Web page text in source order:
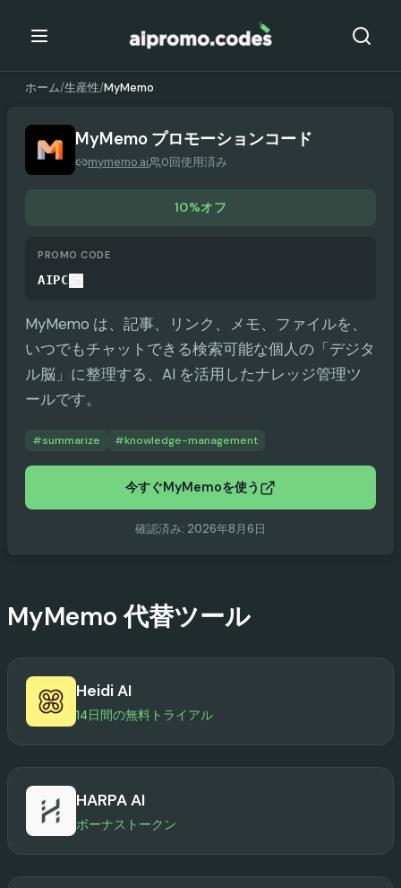
ホーム/生産性/MyMemo
MyMemo プロモーションコード
mymemo.ai 0回使用済み
10%オフ
PROMO CODE
AIPC
MyMemo は、記事、リンク、メモ、ファイルを、
いつでもチャットできる検索可能な個人の「デジタ
ル脳」に整理する、AI を活用したナレッジ管理ツ
ールです。
#summarize #knowledge-management
今すぐMyMemoを使う
確認済み: 2026年8月6日
MyMemo 代替ツール
Heidi AI
14日間の無料トライアル
HARPA AI
ボーナストークン